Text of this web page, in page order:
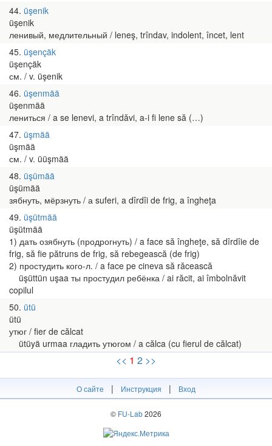
44 üşenik
üşenik
ленивый, медлительный / leneş, trîndav, indolent, încet, lent
45 üşençäk
üşençäk
см. / v. üşenik
46 üşenmää
üşenmää
лениться / a se lenevi, a trîndăvi, a-i fi lene să (…)
47 üşmää
üşmää
см. / v. üüşmää
48 üşümää
üşümää
зябнуть, мёрзнуть / а suferi, a dîrdîi de frig, a îngheţa
49 üşütmää
üşütmää
1) дать озябнуть (продрогнуть) / a face să îngheţe, să dîrdîie de
frig, să fie pătruns de frig, să rebegească (de frig)
2) простудить кого-л. / a face pe cineva să răcească
üşüttün uşaa ты простудил ребёнка / ai răcit, ai îmbolnăvit
copilul
50 ütü
ütü
утюг / fier de călcat
ütüyä urmaa гладить утюгом / a călca (cu fierul de călcat)
<< 1 2 >>
О сайте | Инструкция | Вход
© FU-Lab2026